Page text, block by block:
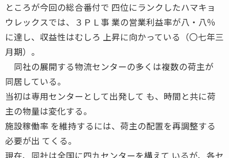
ところが今回の総合番付で 四位にランクしたハマキョ
ウレックスでは、３ＰＬ事 業の営業利益率が八・八％
に達し、収益性はむしろ 上昇に向かっている（〇七年三
月期）。
同社の展開する物流センターの多くは複数の荷主が
同居している。
当初は専用センターとして出発して も、時間と共に荷
主の物量は変化する。
施設稼働率 を維持するには、荷主の配置を再調整する
必要が出 てくる。
現在、同社は全国に四九センターを構えて いるが、各セ